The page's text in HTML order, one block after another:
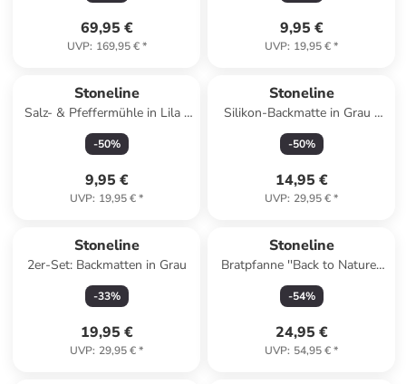
69,95 €
UVP: 169,95 €*
9,95 €
UVP: 19,95 €*
Stoneline
Salz- & Pfeffermühle in Lila -
185 ml
-50%
9,95 €
UVP: 19,95 €*
Stoneline
Silikon-Backmatte in Grau -
(L)40 x (B)60 cm
-50%
14,95 €
UVP: 29,95 €*
Stoneline
2er-Set: Backmatten in Grau
-33%
19,95 €
UVP: 29,95 €*
Stoneline
Bratpfanne ''Back to Nature''
in Grau - Ø 16 cm
-54%
24,95 €
UVP: 54,95 €*